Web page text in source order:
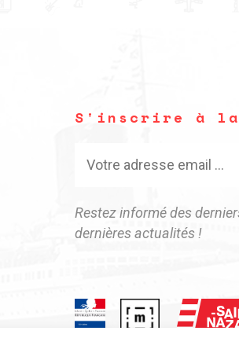
S'inscrire à la
Restez informé des
dernières actualités !